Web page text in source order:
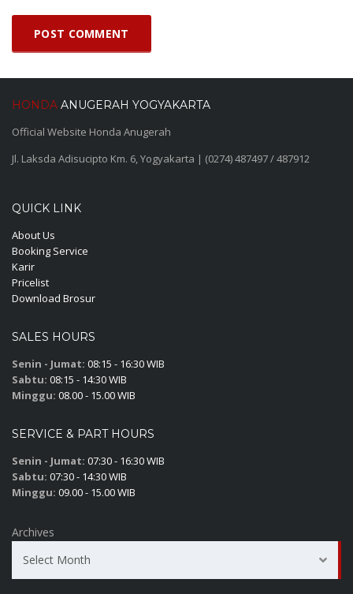
HONDA ANUGERAH YOGYAKARTA
Official Website Honda Anugerah
Jl. Laksda Adisucipto Km. 6, Yogyakarta | (0274) 487497 / 487912
QUICK LINK
About Us
Booking Service
Karir
Pricelist
Download Brosur
SALES HOURS
Senin - Jumat: 08:15 - 16:30 WIB
Sabtu: 08:15 - 14:30 WIB
Minggu: 08.00 - 15.00 WIB
SERVICE & PART HOURS
Senin - Jumat: 07:30 - 16:30 WIB
Sabtu: 07:30 - 14:30 WIB
Minggu: 09.00 - 15.00 WIB
Archives
Select Month